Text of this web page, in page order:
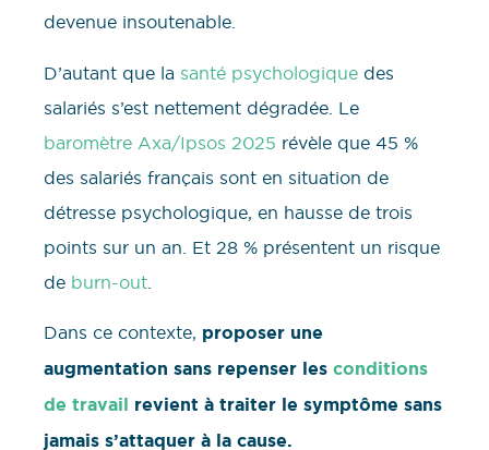
devenue insoutenable.
D’autant que la santé psychologique des
salariés s’est nettement dégradée. Le
baromètre Axa/Ipsos 2025 révèle que 45 %
des salariés français sont en situation de
détresse psychologique, en hausse de trois
points sur un an. Et 28 % présentent un risque
de burn-out
Dans ce contexte, proposer une
augmentation sans repenser les conditions
de travail revient à traiter le symptôme sans
jamais s’attaquer à la cause.